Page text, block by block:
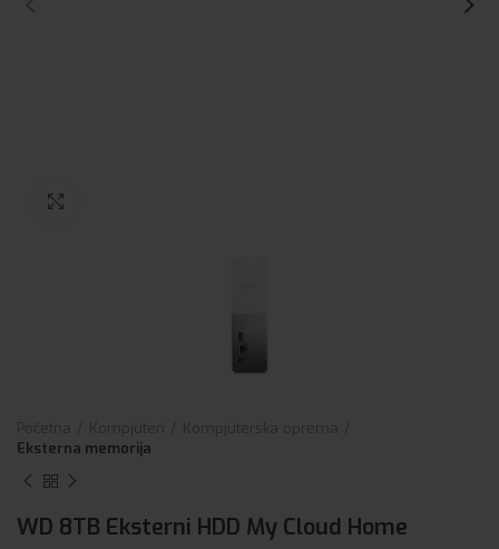
Eksterna memorija
WD 8TB Eksterni HDD My Cloud Home